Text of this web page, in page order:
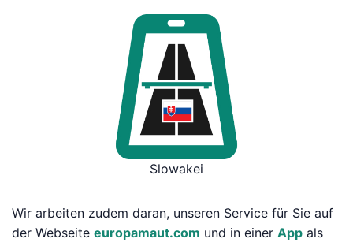
Slowakei
Wir arbeiten zudem daran, unseren Service für Sie auf
der Webseite europamaut.com und in einer App als